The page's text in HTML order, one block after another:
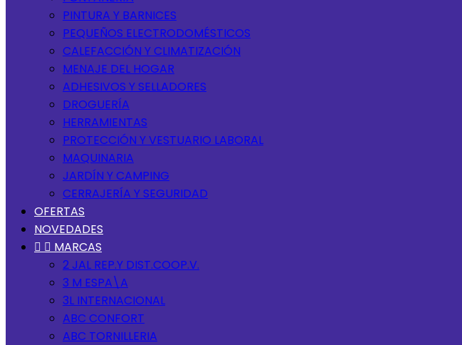
PINTURA Y BARNICES
PEQUEÑOS ELECTRODOMÉSTICOS
CALEFACCIÓN Y CLIMATIZACIÓN
MENAJE DEL HOGAR
ADHESIVOS Y SELLADORES
DROGUERÍA
HERRAMIENTAS
PROTECCIÓN Y VESTUARIO LABORAL
MAQUINARIA
JARDÍN Y CAMPING
CERRAJERÍA Y SEGURIDAD
OFERTAS
NOVEDADES
  MARCAS
2 JAL REP.Y DIST.COOP.V.
3 M ESPA\A
3L INTERNACIONAL
ABC CONFORT
ABC TORNILLERIA